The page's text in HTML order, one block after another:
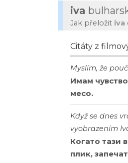
iva
Jak přeložit iva
Citáty z
Myslím, že
Имам
месо.
Když se dnes
vyobrazením
Когато тази
плик,